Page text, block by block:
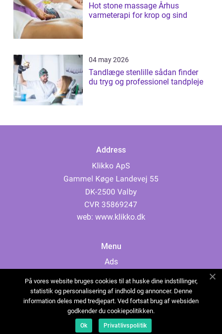
Hot stone massage Århus
varmeterapi for krop og sind
04 may 2026
Tandlæge stenlille sådan finder
du tryg og professionel tandpleje
Address
web: www.klikko.dk
Menu
Ads
Cookies
Contact
Sitemap
På vores website bruges cookies til at huske dine indstillinger,
statistik og personalisering af indhold og annoncer. Denne
information deles med tredjepart. Ved fortsat brug af websiden
godkender du cookiepolitikken.
Ok Privatlivspolitik